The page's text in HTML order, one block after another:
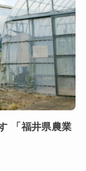
「福井県農業